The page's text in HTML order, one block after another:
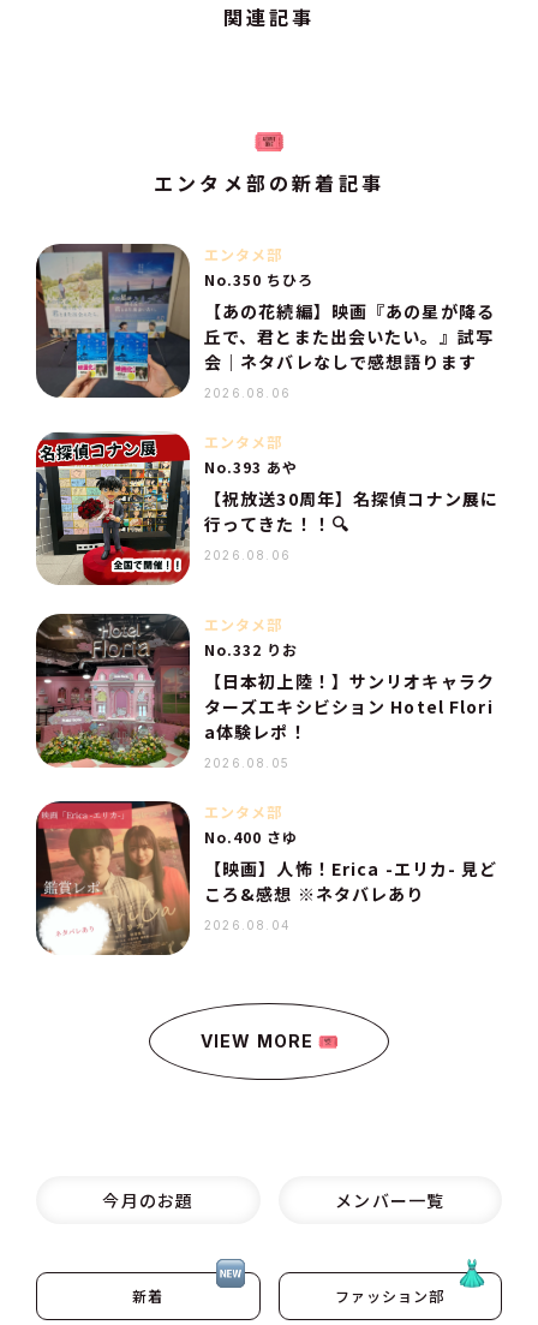
関連記事
エンタメ部の新着記事
エンタメ部
No.350 ちひろ
【あの花続編】映画『あの星が降る
丘で、君とまた出会いたい。』試写
会｜ネタバレなしで感想語ります
2026.08.06
エンタメ部
No.393 あや
【祝放送30周年】名探偵コナン展に
行ってきた！！🔍
2026.08.06
エンタメ部
No.332 りお
【日本初上陸！】サンリオキャラク
ターズエキシビション Hotel Flori
a体験レポ！
2026.08.05
エンタメ部
No.400 さゆ
【映画】人怖！Erica -エリカ- 見ど
ころ&感想 ※ネタバレあり
2026.08.04
VIEW MORE
今月のお題 メンバー一覧
新着 ファッション部